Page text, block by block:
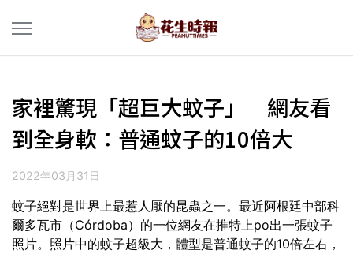
家裡驚現「超巨大蚊子」 網友看
到全身軟：普通蚊子的10倍大
2022年03月31日
蚊子絕對是世界上最惹人厭的昆蟲之一。最近阿根廷中部科
爾多瓦市（Córdoba）的一位網友在推特上po出一張蚊子
照片。照片中的蚊子超級大，體型是普通蚊子的10倍左右，